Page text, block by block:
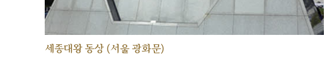
세종대왕 동상 (서울 광화문)